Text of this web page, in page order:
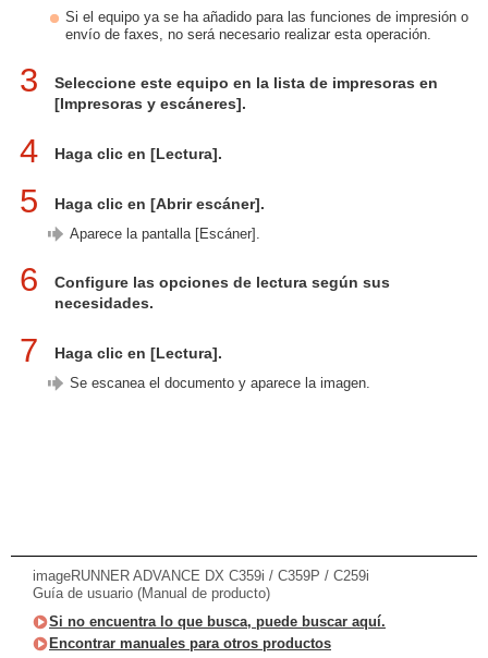
Si el equipo ya se ha añadido para las funciones de impresión o
envío de faxes, no será necesario realizar esta operación.
3
Seleccione este equipo en la lista de impresoras en
[Impresoras y escáneres].
4 Haga clic en [Lectura].
5 Haga clic en [Abrir escáner].
Aparece la pantalla [Escáner].
6
Configure las opciones de lectura según sus
necesidades.
7 Haga clic en [Lectura].
Se escanea el documento y aparece la imagen.
imageRUNNER ADVANCE DX C359i / C359P / C259i
Guía de usuario (Manual de producto)
Si no encuentra lo que busca, puede buscar aquí.
Encontrar manuales para otros productos